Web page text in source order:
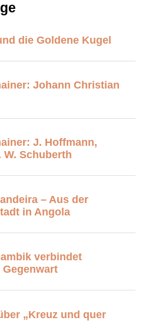
die Goldene Kugel
Johann Christian
J. Hoffmann,
W. Schuberth
– Aus der
in Angola
verbindet
„Kreuz und quer